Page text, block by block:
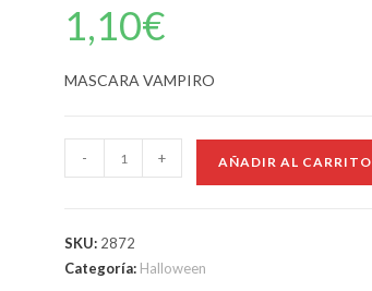
1,10€
MASCARA VAMPIRO
- + AÑADIR AL CARRITO
SKU: 2872
Categoría: Halloween